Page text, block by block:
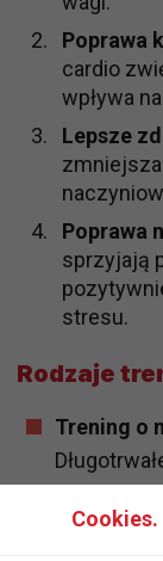
Poprawa
cardio
wpływa
Lepsze
Poprawa
sprzyjają
stresu.
Rodzaje
Trening o
spokojna